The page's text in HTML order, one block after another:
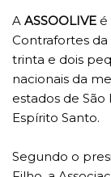
A ASSOOLIVE é
Contrafortes
trinta e dois
nacionais da
estados de São
Espírito Santo.
Segundo o